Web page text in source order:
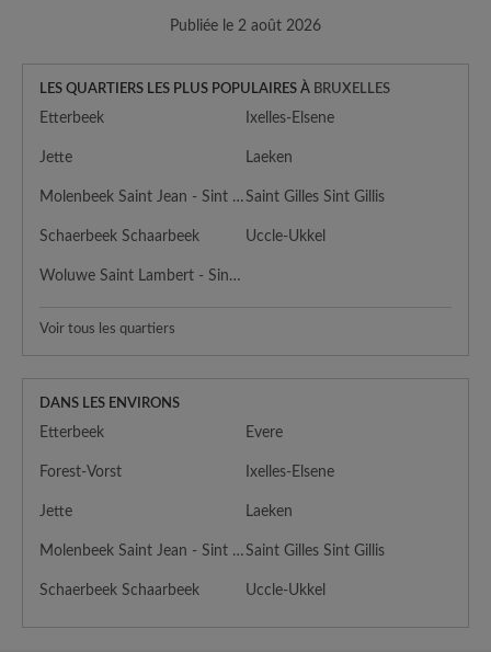
Publiée le 2 août 2026
LES QUARTIERS LES PLUS POPULAIRES À BRUXELLES
Etterbeek Ixelles-Elsene
Jette Laeken
Molenbeek Saint Jean - Sint Jans MolenbeekSaint Gilles Sint Gillis
Schaerbeek Schaarbeek Uccle-Ukkel
Woluwe Saint Lambert - Sint Lambrechts Woluwe
Voir tous les quartiers
DANS LES ENVIRONS
Etterbeek Evere
Forest-Vorst Ixelles-Elsene
Jette Laeken
Molenbeek Saint Jean - Sint Jans MolenbeekSaint Gilles Sint Gillis
Schaerbeek Schaarbeek Uccle-Ukkel